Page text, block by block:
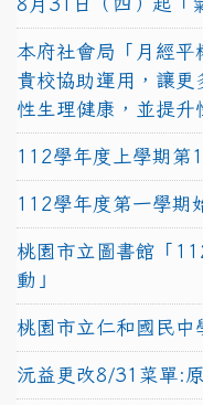
本府社會局「月經平
貴校協助運用，讓更
性生理健康，並提升
112學年度上學期第
112學年度第一學期
桃園市立圖書館「
動」
桃園市立仁和國民中
沅益更改8/31菜單: